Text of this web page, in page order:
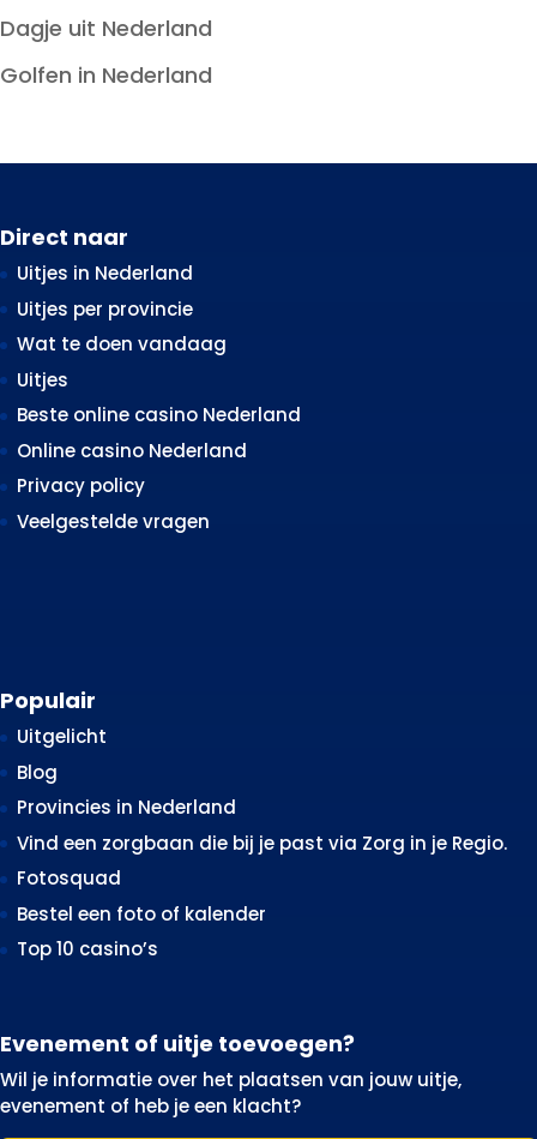
Dagje uit Nederland
Golfen in Nederland
Direct naar
Uitjes in Nederland
Uitjes per provincie
Wat te doen vandaag
Uitjes
Beste online casino Nederland
Online casino Nederland
Privacy policy
Veelgestelde vragen
Populair
Uitgelicht
Blog
Provincies in Nederland
Vind een zorgbaan die bij je past via Zorg in je Regio.
Fotosquad
Bestel een foto of kalender
Top 10 casino’s
Evenement of uitje toevoegen?
Wil je informatie over het plaatsen van jouw uitje,
evenement of heb je een klacht?